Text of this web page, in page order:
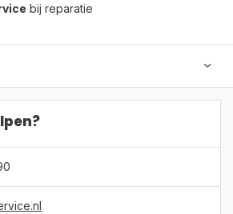
bij reparatie